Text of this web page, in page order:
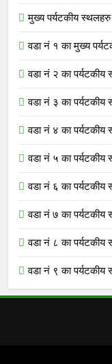
मुख्य पर्यटकीय स्थलहरु
वडा नं १ का मुख्य
वडा नं २ का पर्यटकीय
वडा नं ३ का पर्यटकीय
वडा नं ४ का पर्यटकीय
वडा नं ५ का पर्यटकीय
वडा नं ६ का पर्यटकीय
वडा नं ७ का पर्यटकीय
वडा नं ८ का पर्यटकीय
वडा नं ९ का पर्यटकीय